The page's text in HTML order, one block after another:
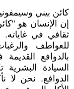
كائن بيني
إن الإنسان هو
ثقافي في غاياته.
للعواطف
بالدوافع
السيادة
الدوافع. نحن لا